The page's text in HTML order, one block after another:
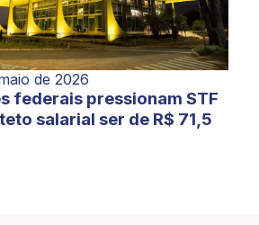
de 2026
federais pressionam STF
salarial ser de R$ 71,5